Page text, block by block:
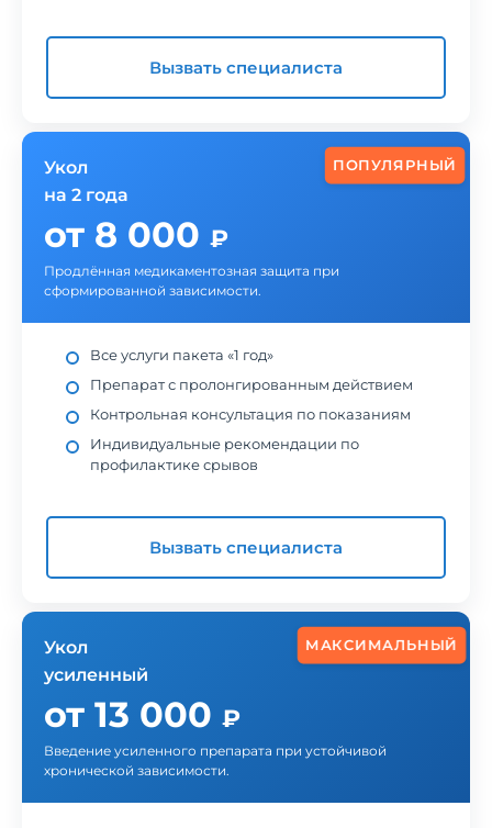
Вызвать специалиста
ПОПУЛЯРНЫЙ
Укол
на 2 года
от 8 000 ₽
Продлённая медикаментозная защита при
сформированной зависимости.
Все услуги пакета «1 год»
Препарат с пролонгированным действием
Контрольная консультация по показаниям
Индивидуальные рекомендации по
профилактике срывов
Вызвать специалиста
МАКСИМАЛЬНЫЙ
Укол
усиленный
от 13 000 ₽
Введение усиленного препарата при устойчивой
хронической зависимости.